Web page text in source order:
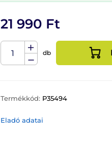
21 990 Ft
db
Termékkód: P35494
Eladó adatai